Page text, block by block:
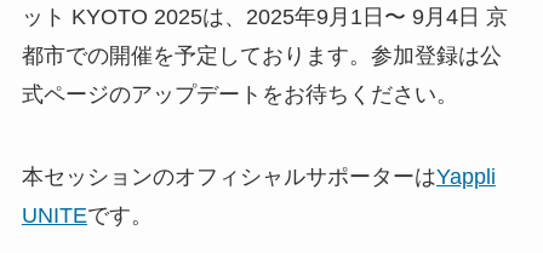
ット KYOTO 2025は、2025年9月1日〜 9月4日 京
都市での開催を予定しております。参加登録は公
式ページのアップデートをお待ちください。
本セッションのオフィシャルサポーターはYappli
UNITEです。